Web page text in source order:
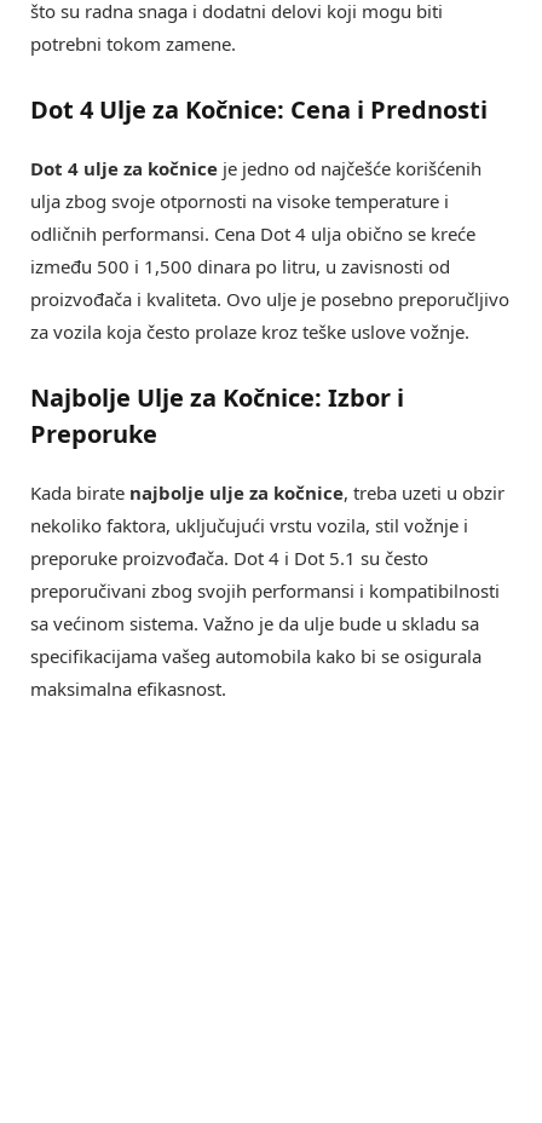
što su radna snaga i dodatni delovi koji mogu biti
potrebni tokom zamene.
Dot 4 Ulje za Kočnice: Cena i Prednosti
Dot 4 ulje za kočnice je jedno od najčešće korišćenih
ulja zbog svoje otpornosti na visoke temperature i
odličnih performansi. Cena Dot 4 ulja obično se kreće
između 500 i 1,500 dinara po litru, u zavisnosti od
proizvođača i kvaliteta. Ovo ulje je posebno preporučljivo
za vozila koja često prolaze kroz teške uslove vožnje.
Najbolje Ulje za Kočnice: Izbor i
Preporuke
Kada birate najbolje ulje za kočnice, treba uzeti u obzir
nekoliko faktora, uključujući vrstu vozila, stil vožnje i
preporuke proizvođača. Dot 4 i Dot 5.1 su često
preporučivani zbog svojih performansi i kompatibilnosti
sa većinom sistema. Važno je da ulje bude u skladu sa
specifikacijama vašeg automobila kako bi se osigurala
maksimalna efikasnost.